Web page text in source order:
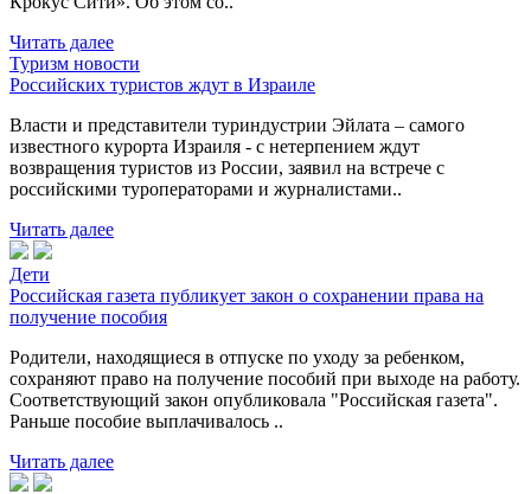
Читать далее
Туризм новости
Российских туристов ждут в Израиле
Власти и представители туриндустрии Эйлата – самого
известного курорта Израиля - с нетерпением ждут
возвращения туристов из России, заявил на встрече с
российскими туроператорами и журналистами..
Читать далее
Дети
Российская газета публикует закон о сохранении права на
получение пособия
Родители, находящиеся в отпуске по уходу за ребенком,
сохраняют право на получение пособий при выходе на работу.
Соответствующий закон опубликовала "Российская газета".
Раньше пособие выплачивалось ..
Читать далее